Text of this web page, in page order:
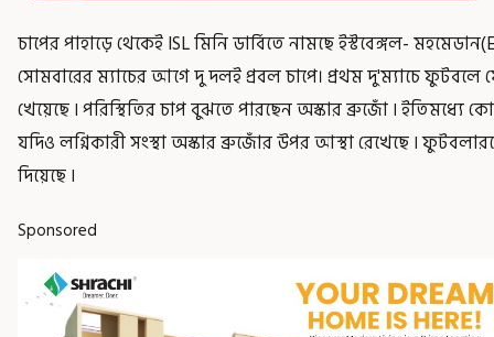
চাপের পাহাড়ে থেকেই ISL মিনি ডার্বিতে নামছে ইস্টবেঙ্গল-
সোমবারের ম্যাচের আগে দু দলই প্রবল চাপে। প্রথম দু'ম্যাচে ফুটবলে
খেয়েছে ৷ পরিস্থিতির চাপ বুঝতে পারছেন অস্কার ব্রুজোঁ ৷ ইতিমধ্যে
যদিও লগ্নিকারী সংস্থা অস্কার ব্রুজোঁর উপর আস্থা রেখেছে ৷
দিয়েছে ৷
Sponsored